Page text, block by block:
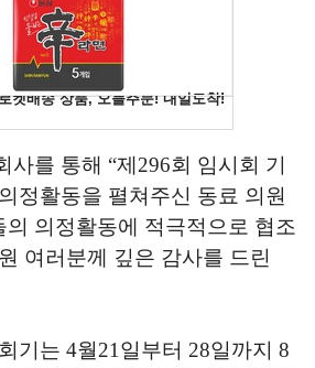
사를 통해 “제296회 임시회 기
정활동을 펼쳐주신 동료 의원
의정활동에 적극적으로 협조
여러분께 깊은 감사를 드린
기는 4월21일부터 28일까지 8